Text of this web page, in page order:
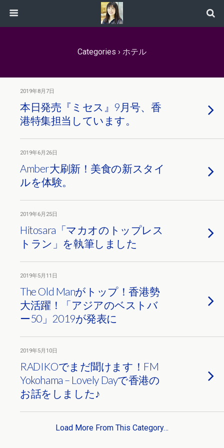
Categories › ホテル
2019年8月7日
本日発売『ミセス』9月号、香
港特集担当しています。
2019年6月26日
Amber大刷新！美食の新スタイ
ルを体験。
2019年6月25日
Hitosara「マカオのトップレス
トラン」を執筆しました
2019年5月11日
The Old Manがトップ！香港勢
大活躍！「アジアのベストバ
ー50」2019が発表に
2019年5月10日
RADIKOでまだ聞けます！FM
Yokohama – Lovely Dayで香港の
お話をしました♪
Load More From This Category…